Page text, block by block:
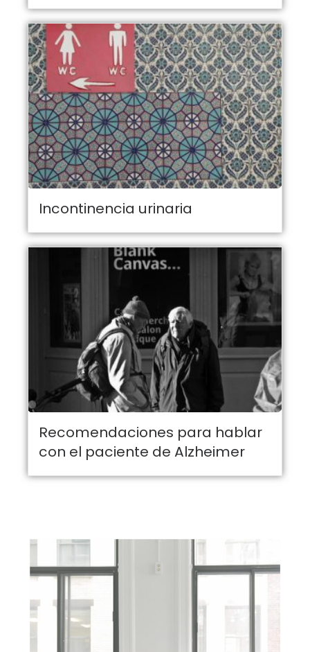
Incontinencia urinaria
Recomendaciones para hablar
con el paciente de Alzheimer